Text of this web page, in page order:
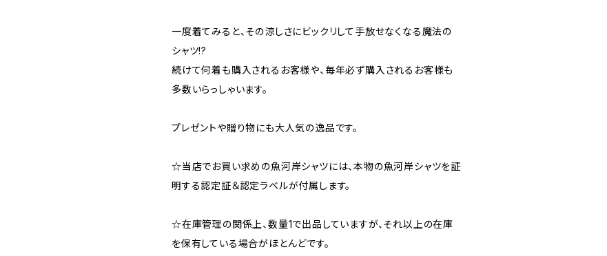
一度着てみると、その涼しさにビックリして手放せなくなる魔法の
シャツ!?
続けて何着も購入されるお客様や、毎年必ず購入されるお客様も
多数いらっしゃいます。
プレゼントや贈り物にも大人気の逸品です。
☆当店でお買い求めの魚河岸シャツには、本物の魚河岸シャツを証
明する認定証＆認定ラベルが付属します。
☆在庫管理の関係上、数量1で出品していますが、それ以上の在庫
を保有している場合がほとんどです。